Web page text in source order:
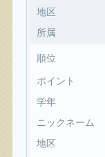
地区
所属
順位
ポイント
学年
ニックネーム
地区